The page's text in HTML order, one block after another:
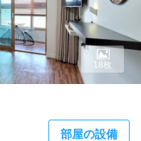
部屋の設備
18枚